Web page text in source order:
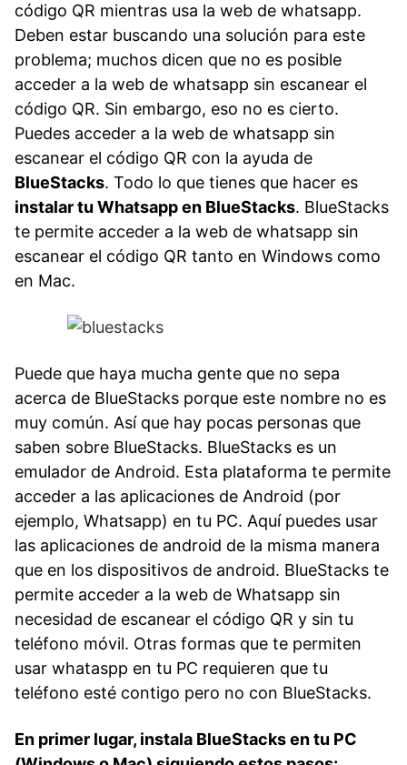
código QR mientras usa la web de whatsapp.
Deben estar buscando una solución para este
problema; muchos dicen que no es posible
acceder a la web de whatsapp sin escanear el
código QR. Sin embargo, eso no es cierto.
Puedes acceder a la web de whatsapp sin
escanear el código QR con la ayuda de
BlueStacks. Todo lo que tienes que hacer es
instalar tu Whatsapp en BlueStacks. BlueStacks
te permite acceder a la web de whatsapp sin
escanear el código QR tanto en Windows como
en Mac.
Puede que haya mucha gente que no sepa
acerca de BlueStacks porque este nombre no es
muy común. Así que hay pocas personas que
saben sobre BlueStacks. BlueStacks es un
emulador de Android. Esta plataforma te permite
acceder a las aplicaciones de Android (por
ejemplo, Whatsapp) en tu PC. Aquí puedes usar
las aplicaciones de android de la misma manera
que en los dispositivos de android. BlueStacks te
permite acceder a la web de Whatsapp sin
necesidad de escanear el código QR y sin tu
teléfono móvil. Otras formas que te permiten
usar whataspp en tu PC requieren que tu
teléfono esté contigo pero no con BlueStacks.
En primer lugar, instala BlueStacks en tu PC